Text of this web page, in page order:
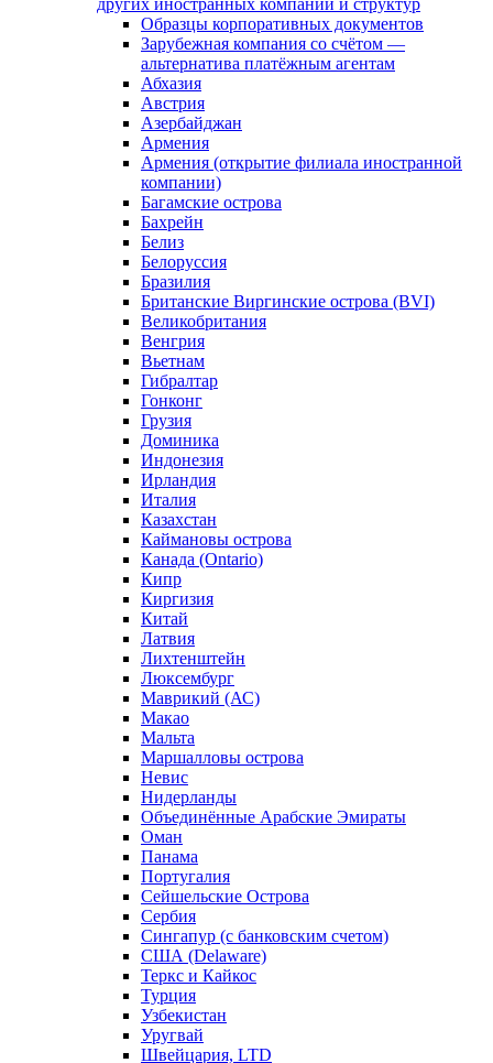
других иностранных компаний и структур
Образцы корпоративных документов
Зарубежная компания со счётом —
альтернатива платёжным агентам
Абхазия
Австрия
Азербайджан
Армения
Армения (открытие филиала иностранной
компании)
Багамские острова
Бахрейн
Белиз
Белоруссия
Бразилия
Британские Виргинские острова (BVI)
Великобритания
Венгрия
Вьетнам
Гибралтар
Гонконг
Грузия
Доминика
Индонезия
Ирландия
Италия
Казахстан
Каймановы острова
Канада (Ontario)
Кипр
Киргизия
Китай
Латвия
Лихтенштейн
Люксембург
Маврикий (АС)
Макао
Мальта
Маршалловы острова
Нeвис
Нидерланды
Объединённые Арабские Эмираты
Оман
Панама
Португалия
Сейшельские Острова
Сербия
Сингапур (c банковским счетом)
США (Delaware)
Теркс и Кайкос
Турция
Узбекистан
Уругвай
Швейцария, LTD